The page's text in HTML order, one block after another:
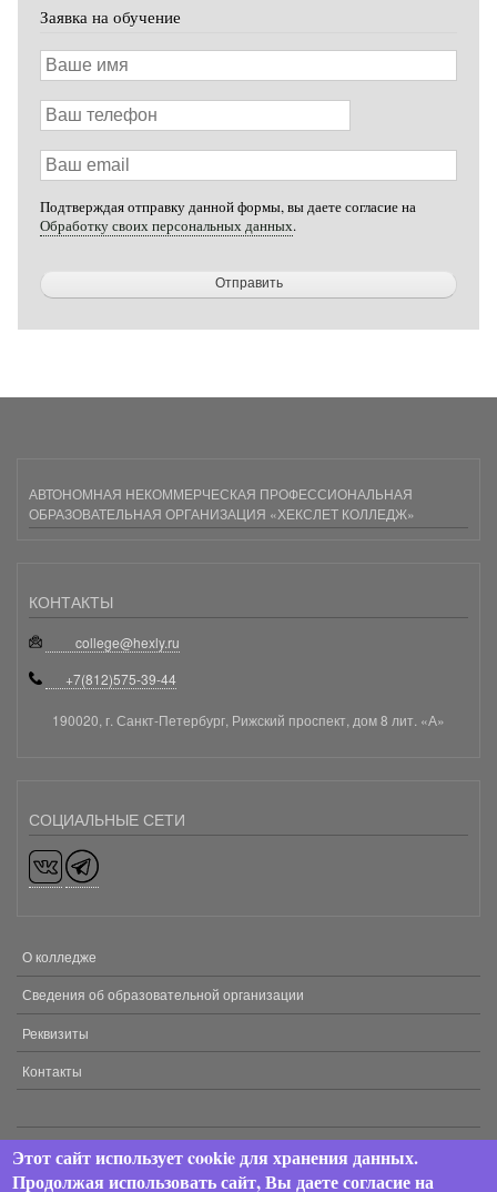
Заявка на обучение
Ваше
имя
Ваш
телефон
Ваш
email
Подтверждая отправку данной формы, вы даете согласие на
Обработку своих персональных данных.
АВТОНОМНАЯ НЕКОММЕРЧЕСКАЯ ПРОФЕССИОНАЛЬНАЯ
ОБРАЗОВАТЕЛЬНАЯ ОРГАНИЗАЦИЯ «ХЕКСЛЕТ КОЛЛЕДЖ»
КОНТАКТЫ
college@hexly.ru
+7(812)575-39-44
190020, г. Санкт-Петербург, Рижский проспект, дом 8 лит. «А»
СОЦИАЛЬНЫЕ СЕТИ
МЕНЮ
В
ПОДВАЛЕ
О колледже
Сведения об образовательной организации
Реквизиты
Контакты
2024 © АНПОО «Хекслет колледж». Все права защищены.
Этот сайт использует cookie для хранения данных.
Продолжая использовать сайт, Вы даете согласие на